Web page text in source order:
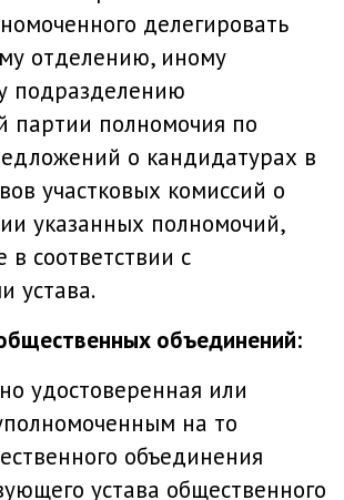
делегировать
отделению, иному
подразделению
партии полномочия по
о кандидатурах в
участковых комиссий о
указанных полномочий,
соответствии с
устава.
объединений:
удостоверенная или
на то
объединения
устава общественного